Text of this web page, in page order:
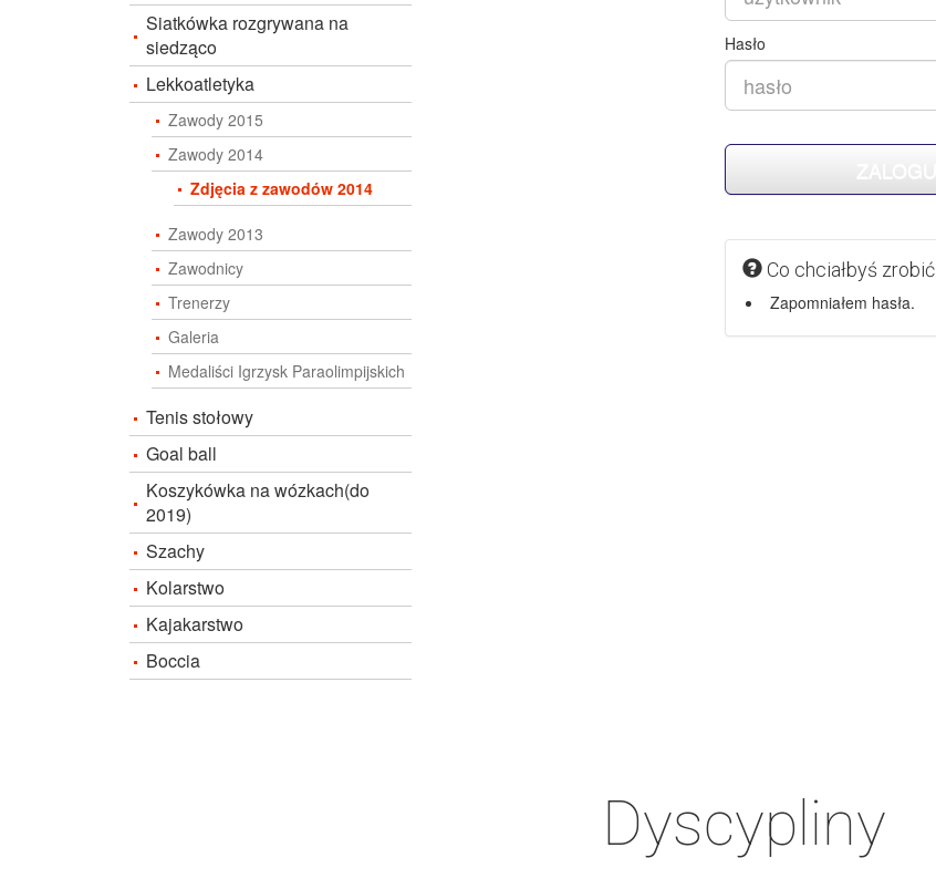
Siatkówka rozgrywana na
siedząco
Lekkoatletyka
Zawody 2015
Zawody 2014
Zdjęcia z zawodów 2014
Zawody 2013
Zawodnicy
Trenerzy
Galeria
Medaliści Igrzysk Paraolimpijskich
Tenis stołowy
Goal ball
Koszykówka na wózkach(do
2019)
Szachy
Kolarstwo
Kajakarstwo
Boccia
Hasło
Co chciałbyś zrobić
Zapomniałem hasła.
Dyscypliny